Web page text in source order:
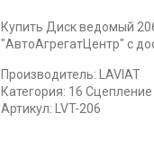
Купить Диск ведомый
"АвтоАгрегатЦентр" с
Производитель: LAVIAT
Категория: 16
Артикул: LVT-206